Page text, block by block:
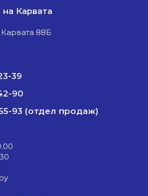
на Карвата
88Б
39
90
93 (отдел продаж)